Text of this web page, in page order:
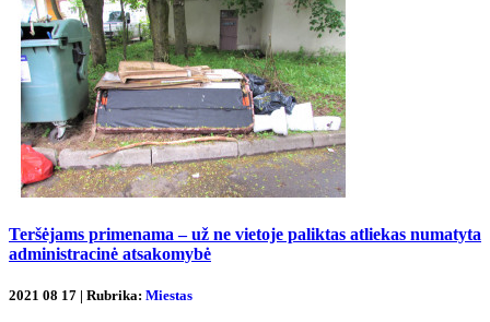
Teršėjams primenama – už ne vietoje paliktas atliekas numatyta
administracinė atsakomybė
2021 08 17 | Rubrika: Miestas